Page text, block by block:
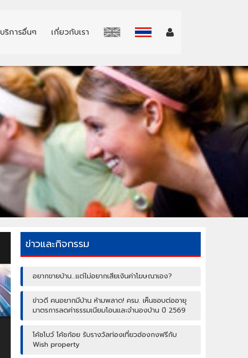
บริการอื่นๆ เกี่ยวกับเรา
ข่าวและกิจกรรม
อยากขายบ้าน…แต่ไม่อยากเสียเงินค่าโฆษณาเอง?
ข่าวดี คนอยากมีบ้าน ห้ามพลาด! ครม. เห็นชอบต่ออายุ
มาตรการลดค่าธรรมเนียมโอนและจำนองบ้าน ปี 2569
โค้ชโบว์ โค้ชก้อย รับรางวัลท่องเที่ยวฮ่องกงฟรีกับ
Wish property